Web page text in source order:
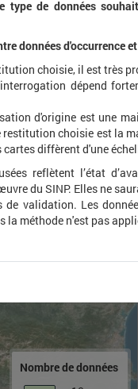
Nombre de données
type de données
données d'occurrence
choisie, il est très
dépend
d'origine est une
choisie est la
diffèrent d'une
reflètent l’état
du SINP. Elles ne
de validation. Les
la méthode n'est pas